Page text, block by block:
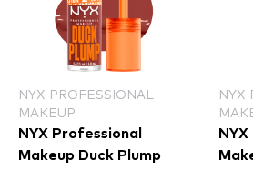
NYX PROFESSIONAL
MAKEUP
NYX Professional
Makeup Duck Plump
NYX